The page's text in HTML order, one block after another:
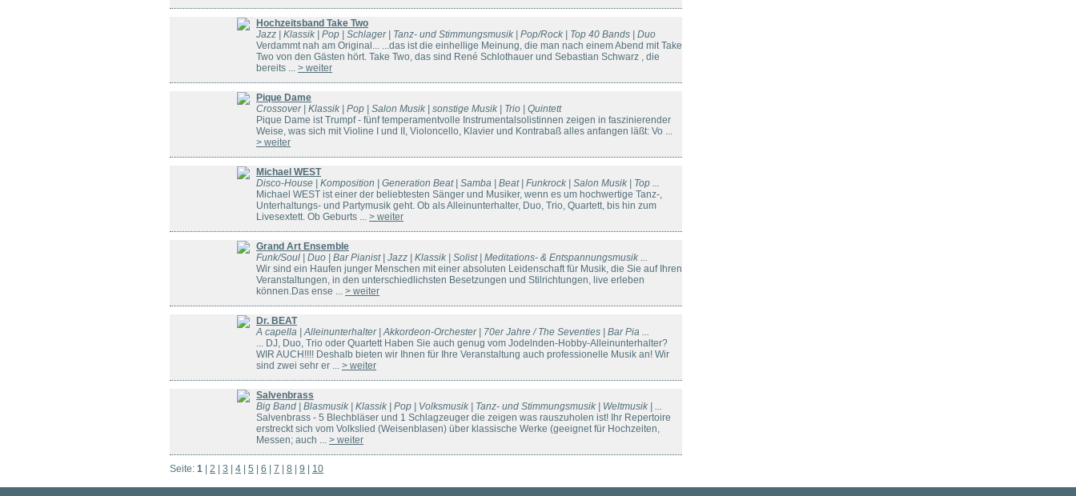
Hochzeitsband Take Two
Jazz | Klassik | Pop | Schlager | Tanz- und Stimmungsmusik | Pop/Rock | Top 40 Bands | Duo
Verdammt nah am Original... ...das ist die einhellige Meinung, die man nach einem Abend mit Take
Two von den Gästen hört. Take Two, das sind René Schlothauer und Sebastian Schwarz , die
bereits ... > weiter
Pique Dame
Crossover | Klassik | Pop | Salon Musik | sonstige Musik | Trio | Quintett
Pique Dame ist Trumpf - fünf temperamentvolle Instrumentalsolistinnen zeigen in faszinierender
Weise, was sich mit Violine I und II, Violoncello, Klavier und Kontrabaß alles anfangen läßt: Vo ...
> weiter
Michael WEST
Disco-House | Komposition | Generation Beat | Samba | Beat | Funkrock | Salon Musik | Top ...
Michael WEST ist einer der beliebtesten Sänger und Musiker, wenn es um hochwertige Tanz-,
Unterhaltungs- und Partymusik geht. Ob als Alleinunterhalter, Duo, Trio, Quartett, bis hin zum
Livesextett. Ob Geburts ... > weiter
Grand Art Ensemble
Funk/Soul | Duo | Bar Pianist | Jazz | Klassik | Solist | Meditations- & Entspannungsmusik ...
Wir sind ein Haufen junger Menschen mit einer absoluten Leidenschaft für Musik, die Sie auf Ihren
Veranstaltungen, in den unterschiedlichsten Besetzungen und Stilrichtungen, live erleben
können.Das ense ... > weiter
Dr. BEAT
A capella | Alleinunterhalter | Akkordeon-Orchester | 70er Jahre / The Seventies | Bar Pia ...
... DJ, Duo, Trio oder Quartett Haben Sie auch genug vom Jodelnden-Hobby-Alleinunterhalter?
WIR AUCH!!!! Deshalb bieten wir Ihnen für Ihre Veranstaltung auch professionelle Musik an! Wir
sind zwei sehr er ... > weiter
Salvenbrass
Big Band | Blasmusik | Klassik | Pop | Volksmusik | Tanz- und Stimmungsmusik | Weltmusik | ...
Salvenbrass - 5 Blechbläser und 1 Schlagzeuger die zeigen was rauszuholen ist! Ihr Repertoire
erstreckt sich vom Volkslied (Weisenblasen) über klassische Werke (geeignet für Hochzeiten,
Messen; auch ... > weiter
Seite: 1 2 3 4 5 6 7 8 9 10